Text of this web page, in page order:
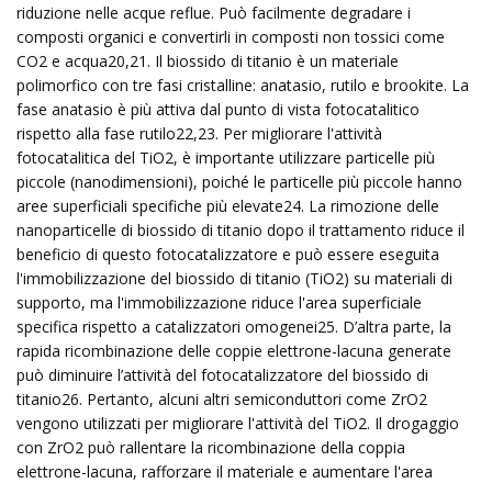
riduzione nelle acque reflue. Può facilmente degradare i
composti organici e convertirli in composti non tossici come
CO2 e acqua20,21. Il biossido di titanio è un materiale
polimorfico con tre fasi cristalline: anatasio, rutilo e brookite. La
fase anatasio è più attiva dal punto di vista fotocatalitico
rispetto alla fase rutilo22,23. Per migliorare l'attività
fotocatalitica del TiO2, è importante utilizzare particelle più
piccole (nanodimensioni), poiché le particelle più piccole hanno
aree superficiali specifiche più elevate24. La rimozione delle
nanoparticelle di biossido di titanio dopo il trattamento riduce il
beneficio di questo fotocatalizzatore e può essere eseguita
l'immobilizzazione del biossido di titanio (TiO2) su materiali di
supporto, ma l'immobilizzazione riduce l'area superficiale
specifica rispetto a catalizzatori omogenei25. D’altra parte, la
rapida ricombinazione delle coppie elettrone-lacuna generate
può diminuire l’attività del fotocatalizzatore del biossido di
titanio26. Pertanto, alcuni altri semiconduttori come ZrO2
vengono utilizzati per migliorare l'attività del TiO2. Il drogaggio
con ZrO2 può rallentare la ricombinazione della coppia
elettrone-lacuna, rafforzare il materiale e aumentare l'area